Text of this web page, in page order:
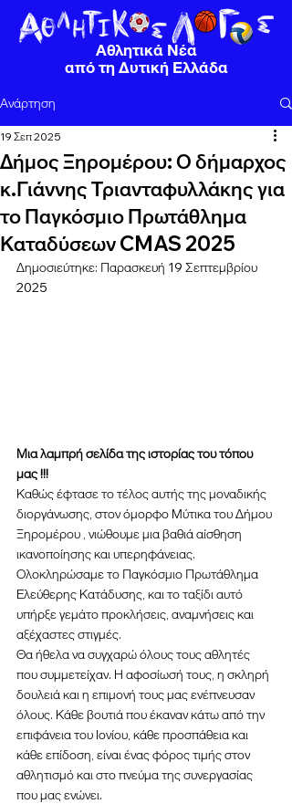
Αθλητικά Νέα
από τη Δυτική Ελλάδα
Ανάρτηση
Δήμος Ξηρομέρου: Ο δήμαρχος
κ.Γιάννης Τριανταφυλλάκης για
το Παγκόσμιο Πρωτάθλημα
Καταδύσεων CMAS 2025
19 Σεπ 2025
Δημοσιεύτηκε: Παρασκευή 19 Σεπτεμβρίου
2025
Μια λαμπρή σελίδα της ιστορίας του τόπου
μας !!!
Καθώς έφτασε το τέλος αυτής της μοναδικής
διοργάνωσης, στον όμορφο Μύτικα του Δήμου
Ξηρομέρου , νιώθουμε μια βαθιά αίσθηση
ικανοποίησης και υπερηφάνειας.
Ολοκληρώσαμε το Παγκόσμιο Πρωτάθλημα
Ελεύθερης Κατάδυσης, και το ταξίδι αυτό
υπήρξε γεμάτο προκλήσεις, αναμνήσεις και
αξέχαστες στιγμές.
Θα ήθελα να συγχαρώ όλους τους αθλητές
που συμμετείχαν. Η αφοσίωσή τους, η σκληρή
δουλειά και η επιμονή τους μας ενέπνευσαν
όλους. Κάθε βουτιά που έκαναν κάτω από την
επιφάνεια του Ιονίου, κάθε προσπάθεια και
κάθε επίδοση, είναι ένας φόρος τιμής στον
αθλητισμό και στο πνεύμα της συνεργασίας
που μας ενώνει.